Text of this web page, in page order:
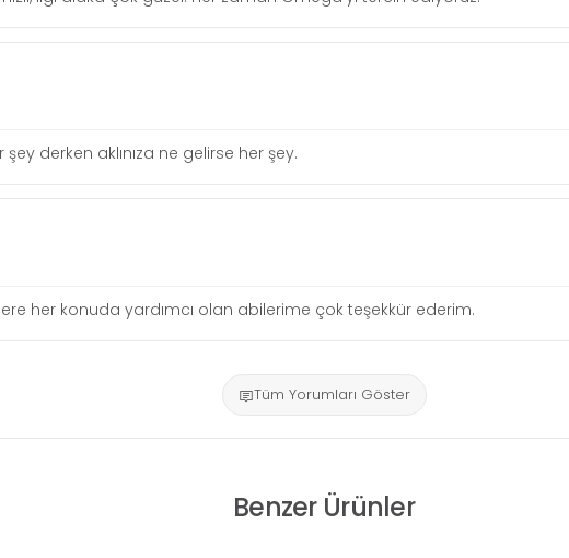
derken aklınıza ne gelirse her şey.
her konuda yardımcı olan abilerime çok teşekkür ederim.
Tüm Yorumları Göster
Benzer Ürünler